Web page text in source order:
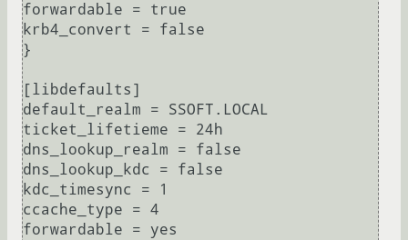
forwardable = true
krb4_convert = false
}
[libdefaults]
default_realm = SSOFT.LOCAL
ticket_lifetieme = 24h
dns_lookup_realm = false
dns_lookup_kdc = false
kdc_timesync = 1
ccache_type = 4
forwardable = yes